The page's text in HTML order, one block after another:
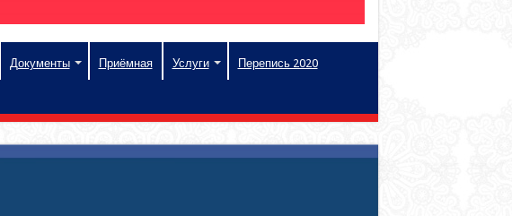
Документы Приёмная Услуги Перепись 2020